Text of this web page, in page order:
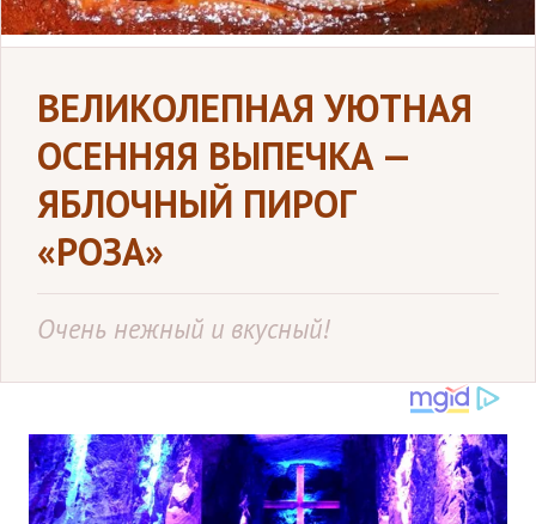
ВЕЛИКОЛЕПНАЯ УЮТНАЯ
ОСЕННЯЯ ВЫПЕЧКА —
ЯБЛОЧНЫЙ ПИРОГ
«РОЗА»
Очень нежный и вкусный!